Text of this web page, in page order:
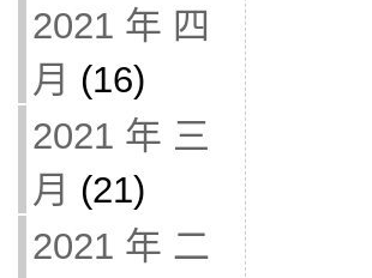
2021 年 四
月 (16)
2021 年 三
月 (21)
2021 年 二